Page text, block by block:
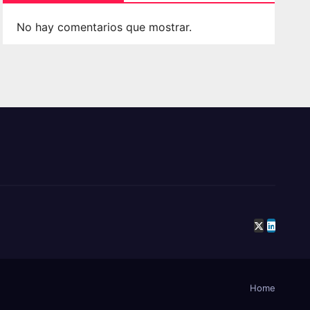
No hay comentarios que mostrar.
Home